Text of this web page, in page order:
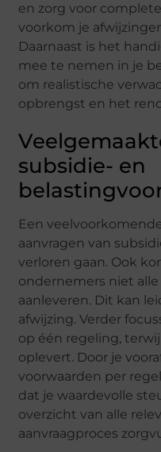
en zorg voor
voorkom je
Daarnaast is het
mee te nemen in je
om realistische
opbrengst en het
subsidie- en
Een
aanvragen van
verloren gaan. Ook
ondernemers niet
aanleveren. Dit kan
afwijzing. Verder
op één regeling,
oplevert. Door je
voorwaarden per
dat je waardevolle
overzicht van alle
aanvraagproces